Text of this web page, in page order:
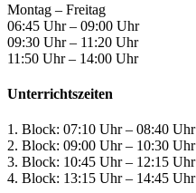
Montag – Freitag
06:45 Uhr – 09:00 Uhr
09:30 Uhr – 11:20 Uhr
11:50 Uhr – 14:00 Uhr
Unterrichtszeiten
1. Block: 07:10 Uhr – 08:40 Uhr
2. Block: 09:00 Uhr – 10:30 Uhr
3. Block: 10:45 Uhr – 12:15 Uhr
4. Block: 13:15 Uhr – 14:45 Uhr